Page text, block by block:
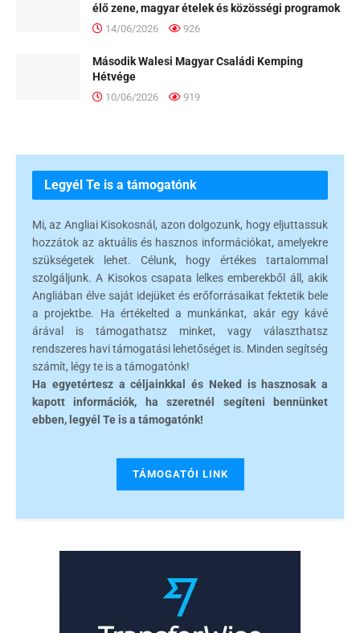
élő zene, magyar ételek és közösségi programok
14/06/2026 926
Második Walesi Magyar Családi Kemping
Hétvége
10/06/2026 919
Legyél Te is a támogatónk
Mi, az Angliai Kisokosnál, azon dolgozunk, hogy eljuttassuk
hozzátok az aktuális és hasznos információkat, amelyekre
szükségetek lehet. Célunk, hogy értékes tartalommal
szolgáljunk. A Kisokos csapata lelkes emberekből áll, akik
Angliában élve saját idejüket és erőforrásaikat fektetik bele
a projektbe. Ha értékelted a munkánkat, akár egy kávé
árával is támogathatsz minket, vagy választhatsz
rendszeres havi támogatási lehetőséget is. Minden segítség
számít, légy te is a támogatónk!
Ha egyetértesz a céljainkkal és Neked is hasznosak a
kapott információk, ha szeretnél segíteni bennünket
ebben, legyél Te is a támogatónk!
TÁMOGATÓI LINK